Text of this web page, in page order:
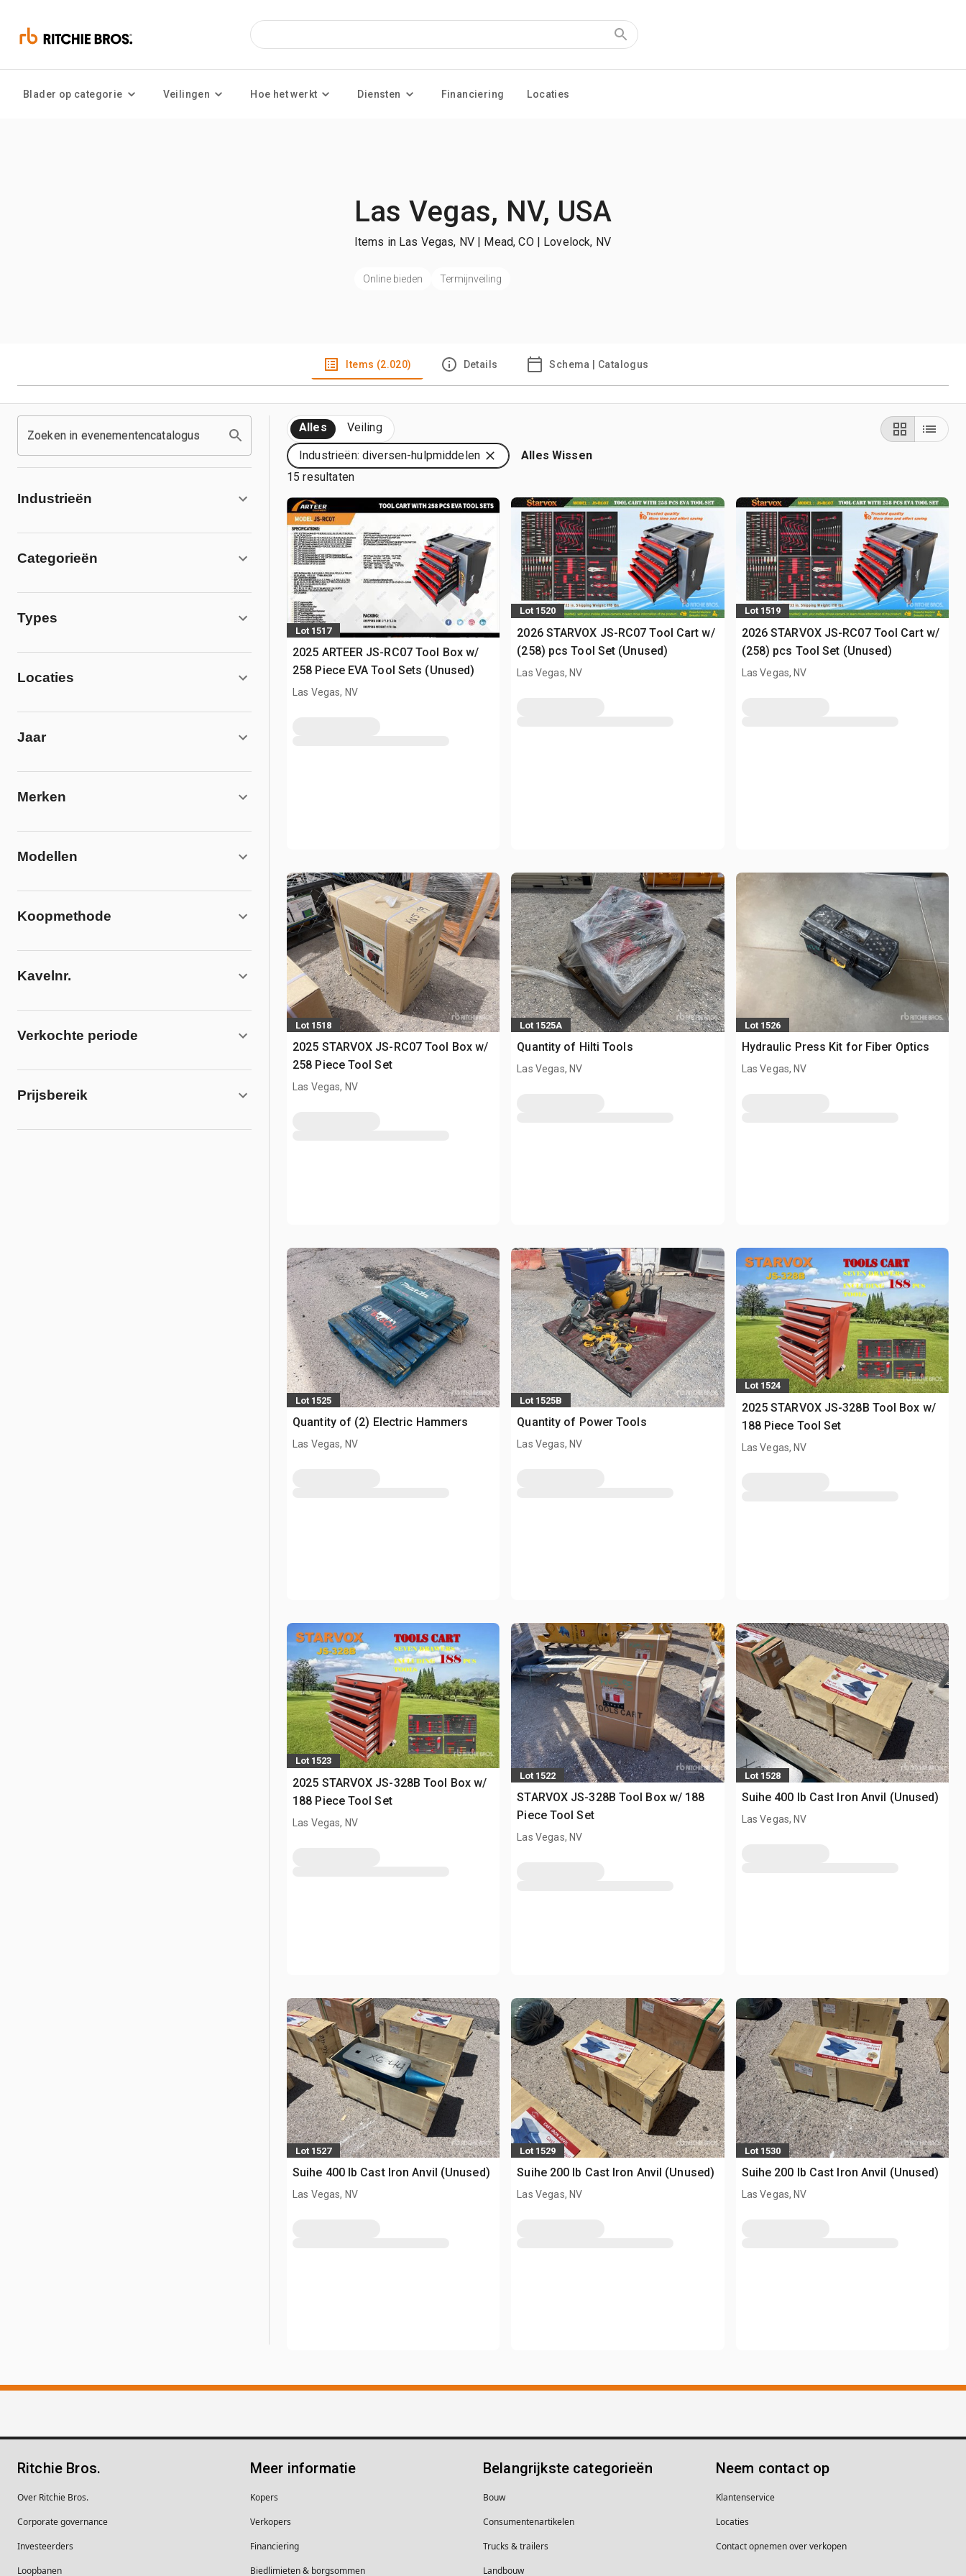
Blader op categorie Veilingen Hoe het werkt Diensten Financiering Locaties
Las Vegas, NV, USA
Items in Las Vegas, NV | Mead, CO | Lovelock, NV
Online bieden Termijnveiling
Items (2.020) Details Schema | Catalogus
Zoeken in evenementencatalogus
Industrieën
Categorieën
Types
Locaties
Jaar
Merken
Modellen
Koopmethode
Kavelnr.
Verkochte periode
Prijsbereik
Alles Veiling
Industrieën: diversen-hulpmiddelen
Alles Wissen
15 resultaten
Lot 1517
2025 ARTEER JS-RC07 Tool Box w/
258 Piece EVA Tool Sets (Unused)
Las Vegas, NV
Lot 1520
2026 STARVOX JS-RC07 Tool Cart w/
(258) pcs Tool Set (Unused)
Las Vegas, NV
Lot 1519
2026 STARVOX JS-RC07 Tool Cart w/
(258) pcs Tool Set (Unused)
Las Vegas, NV
Lot 1518
2025 STARVOX JS-RC07 Tool Box w/
258 Piece Tool Set
Las Vegas, NV
Lot 1525A
Quantity of Hilti Tools
Las Vegas, NV
Lot 1526
Hydraulic Press Kit for Fiber Optics
Las Vegas, NV
Lot 1525
Quantity of (2) Electric Hammers
Las Vegas, NV
Lot 1525B
Quantity of Power Tools
Las Vegas, NV
Lot 1524
2025 STARVOX JS-328B Tool Box w/
188 Piece Tool Set
Las Vegas, NV
Lot 1523
2025 STARVOX JS-328B Tool Box w/
188 Piece Tool Set
Las Vegas, NV
Lot 1522
STARVOX JS-328B Tool Box w/ 188
Piece Tool Set
Las Vegas, NV
Lot 1528
Suihe 400 lb Cast Iron Anvil (Unused)
Las Vegas, NV
Lot 1527
Suihe 400 lb Cast Iron Anvil (Unused)
Las Vegas, NV
Lot 1529
Suihe 200 lb Cast Iron Anvil (Unused)
Las Vegas, NV
Lot 1530
Suihe 200 lb Cast Iron Anvil (Unused)
Las Vegas, NV
Ritchie Bros.
Over Ritchie Bros.
Corporate governance
Investeerders
Loopbanen
Meer informatie
Kopers
Verkopers
Financiering
Biedlimieten & borgsommen
Belangrijkste categorieën
Bouw
Consumentenartikelen
Trucks & trailers
Landbouw
Neem contact op
Klantenservice
Locaties
Contact opnemen over verkopen